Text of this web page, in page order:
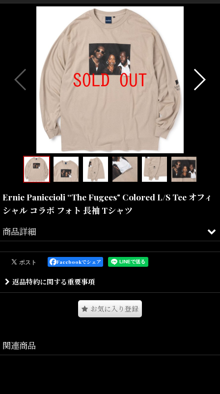
Ernie Paniccioli “The Fugees" Colored L/S Tee オフィ
シャル コラボ フォト 長袖 Tシャツ
商品詳細
フォトグラファーErnie Paniccioliとのオフィシャルコラボレーショ
ンLS Teeとなります。
Fugees”の貴重なフォトをカラーで使用し、ベーシックで合わせやす
いプリントサイズで配置。
袖には”INTERBREED Records”のロゴプリントが入ります。
ローリンヒルはオフィシャルフォト自体が極端に少ないとされ、
同フォトを様々なレイアウトで使用したErnie Paniccioliコラボレー
Facebookでシェア
返品特約に関する重要事項
お気に入り登録
関連商品